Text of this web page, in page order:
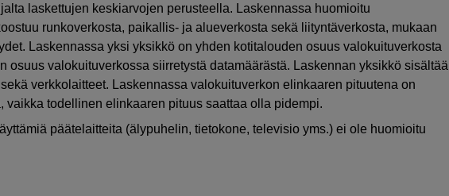
laskettujen keskiarvojen perusteella. Laskennassa huomioitu
runkoverkosta, paikallis- ja alueverkosta sekä liityntäverkosta, mukaan
Laskennassa yksi yksikkö on yhden kotitalouden osuus valokuituverkosta
osuus valokuituverkossa siirretystä datamäärästä. Laskennan yksikkö sisältää
verkkolaitteet. Laskennassa valokuituverkon elinkaaren pituutena on
vaikka todellinen elinkaaren pituus saattaa olla pidempi.
päätelaitteita (älypuhelin, tietokone, televisio yms.) ei ole huomioitu